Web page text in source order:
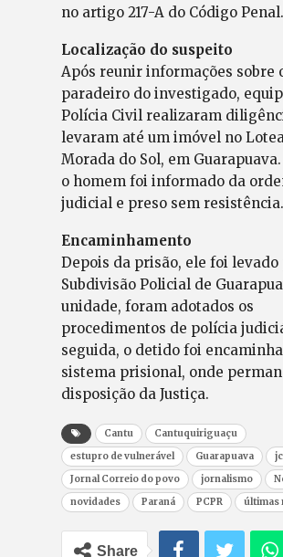
no artigo 217-A do Código Penal.
Localização do suspeito
Após reunir informações sobre
paradeiro do investigado,
Polícia Civil realizaram
levaram até um imóvel no
Morada do Sol, em
o homem foi informado da
judicial e preso sem resistência.
Encaminhamento
Depois da prisão, ele foi levado
Subdivisão Policial de
unidade, foram adotados os
procedimentos de polícia
seguida, o detido foi
sistema prisional, onde
disposição da Justiça.
Cantu
Cantuquiriguaçu
estupro de vulnerável
Guarapuava
Jornal Correio do povo
jornalismo
novidades
Paraná PCPR últimas
Share